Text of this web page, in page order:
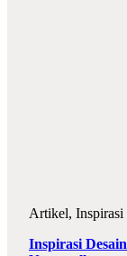
Artikel, Inspirasi
Inspirasi